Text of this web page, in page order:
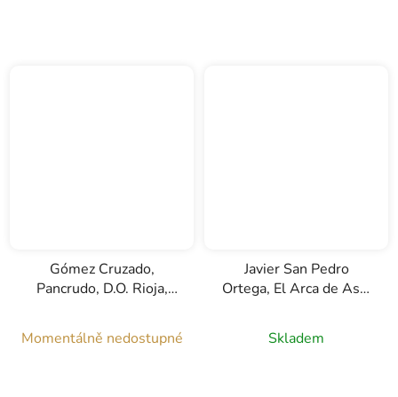
Gómez Cruzado,
Pancrudo, D.O. Rioja,
Momentálně nedostupné
Javier San Pedro
Ortega, El Arca de Asa,
0,75l
Skladem